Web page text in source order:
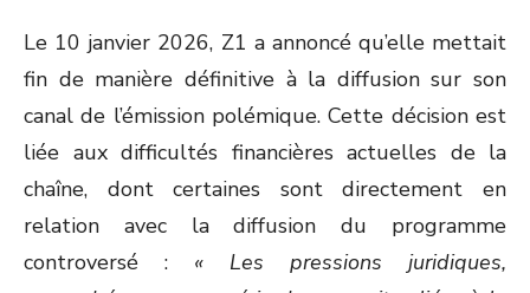
Le 10 janvier 2026, Z1 a annoncé qu’elle mettait
fin de manière définitive à la diffusion sur son
canal de l’émission polémique. Cette décision est
liée aux difficultés financières actuelles de la
chaîne, dont certaines sont directement en
relation avec la diffusion du programme
controversé : « Les pressions juridiques,